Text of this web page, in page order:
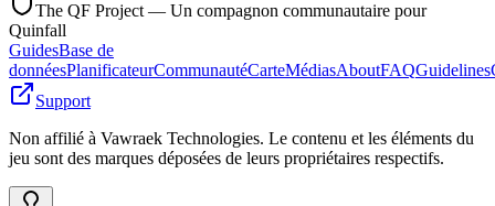
The QF Project — Un compagnon communautaire pour
Quinfall
GuidesBase de
donnéesPlanificateurCommunautéCarteMédiasAboutFAQGuidelines
Support
Non affilié à Vawraek Technologies. Le contenu et les éléments du
jeu sont des marques déposées de leurs propriétaires respectifs.